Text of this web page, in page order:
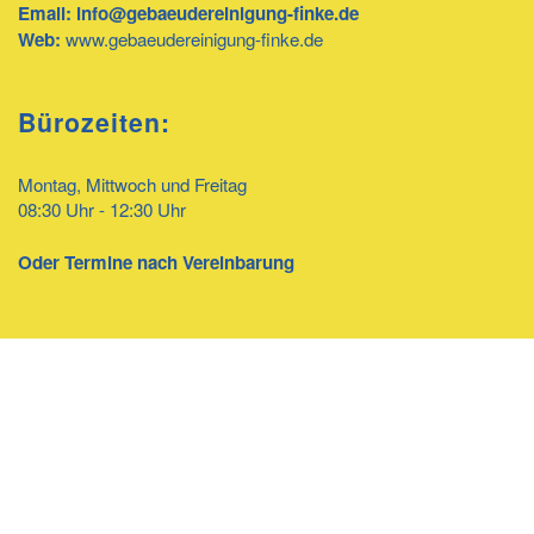
Email: info@gebaeudereinigung-finke.de
Web: www.gebaeudereinigung-finke.de
Bürozeiten:
Montag, Mittwoch und Freitag
08:30 Uhr - 12:30 Uhr
Oder Termine nach Vereinbarung